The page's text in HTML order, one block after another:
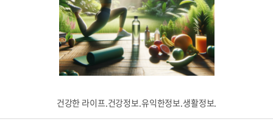
건강한 라이프.건강정보.유익한정보.생활정보.